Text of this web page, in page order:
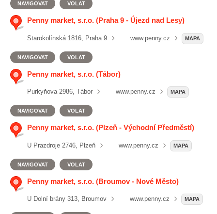
NAVIGOVAT VOLAT
Penny market, s.r.o. (Praha 9 - Újezd nad Lesy)
Starokolínská 1816, Praha 9 www.penny.cz MAPA
NAVIGOVAT VOLAT
Penny market, s.r.o. (Tábor)
Purkyňova 2986, Tábor www.penny.cz MAPA
NAVIGOVAT VOLAT
Penny market, s.r.o. (Plzeň - Východní Předměstí)
U Prazdroje 2746, Plzeň www.penny.cz MAPA
NAVIGOVAT VOLAT
Penny market, s.r.o. (Broumov - Nové Město)
U Dolní brány 313, Broumov www.penny.cz MAPA